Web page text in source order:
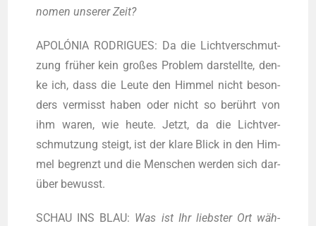
no­men unse­rer Zeit?
APOLÓNIA RODRIGUES: Da die Licht­ver­schmut­
zung frü­her kein gro­ßes Pro­blem dar­stell­te, den­
ke ich, dass die Leu­te den Him­mel nicht beson­
ders ver­misst haben oder nicht so berührt von
ihm waren, wie heu­te. Jetzt, da die Licht­ver­
schmut­zung steigt, ist der kla­re Blick in den Him­
mel begrenzt und die Men­schen wer­den sich dar­
über bewusst.
SCHAU INS BLAU: Was ist Ihr liebs­ter Ort wäh­